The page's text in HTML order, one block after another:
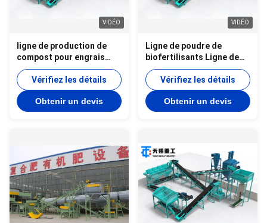
VIDÉO
ligne de production de
compost pour engrais
organiques ligne de
production de poudre
Vérifiez les détails
Obtenir un devis
VIDÉO
Ligne de poudre de
biofertilisants Ligne de
poudre de déchets
ménagers municipaux
Vérifiez les détails
Obtenir un devis